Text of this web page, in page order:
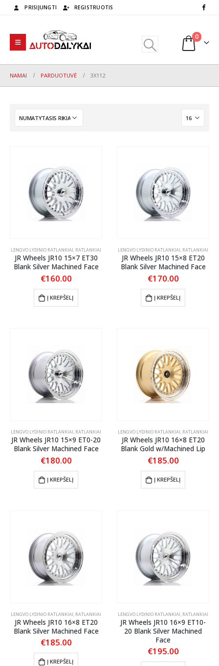
PRISIJUNGTI REGISTRUOTIS
0
NAMAI PARDUOTUVĖ 3X112
LENGVO LYDINIO RATLANKIAI, RATLANKIAI
JR Wheels JR10 15×7 ET30
Blank Silver Machined Face
€160.00
Į KREPŠELĮ
LENGVO LYDINIO RATLANKIAI, RATLANKIAI
JR Wheels JR10 15×8 ET20
Blank Silver Machined Face
€170.00
Į KREPŠELĮ
LENGVO LYDINIO RATLANKIAI, RATLANKIAI
JR Wheels JR10 15×9 ET0-20
Blank Silver Machined Face
€180.00
Į KREPŠELĮ
LENGVO LYDINIO RATLANKIAI, RATLANKIAI
JR Wheels JR10 16×8 ET20
Blank Gold w/Machined Lip
€185.00
Į KREPŠELĮ
LENGVO LYDINIO RATLANKIAI, RATLANKIAI
JR Wheels JR10 16×8 ET20
Blank Silver Machined Face
€185.00
Į KREPŠELĮ
LENGVO LYDINIO RATLANKIAI, RATLANKIAI
JR Wheels JR10 16×9 ET10-
20 Blank Silver Machined
Face
€195.00